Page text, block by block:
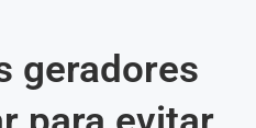
geradores